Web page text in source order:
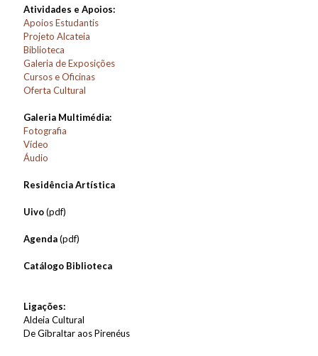
Atividades e Apoios:
Apoios Estudantis
Projeto Alcateia
Biblioteca
Galeria de Exposições
Cursos e Oficinas
Oferta Cultural
Galeria Multimédia:
Fotografia
Vídeo
Áudio
Residência Artística
Uivo(pdf)
Agenda(pdf)
Catálogo Biblioteca
Ligações:
Aldeia Cultural
De Gibraltar aos Pirenéus